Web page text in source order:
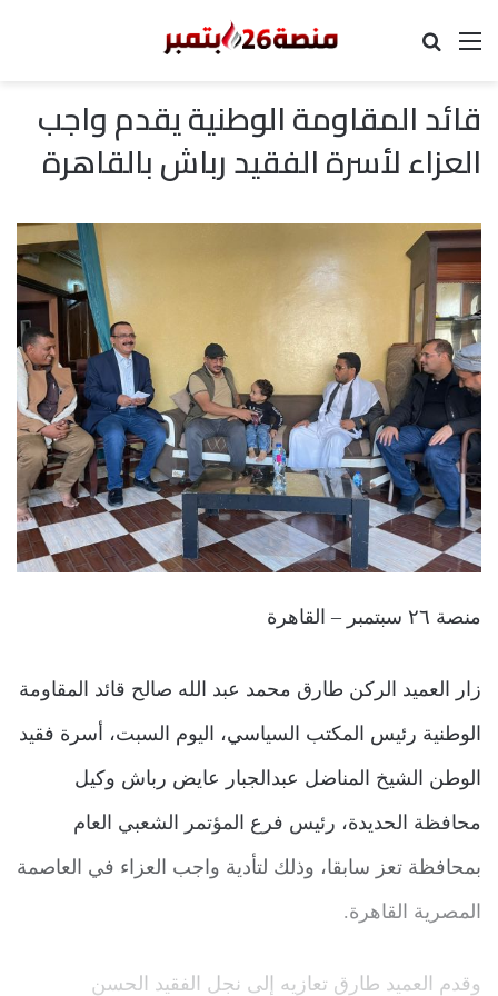
القائمة
قائد المقاومة الوطنية يقدم واجب
العزاء لأسرة الفقيد رباش بالقاهرة
منصة ٢٦ سبتمبر – القاهرة
زار العميد الركن طارق محمد عبد الله صالح قائد المقاومة
الوطنية رئيس المكتب السياسي، اليوم السبت، أسرة فقيد
الوطن الشيخ المناضل عبدالجبار عايض رباش وكيل
محافظة الحديدة، رئيس فرع المؤتمر الشعبي العام
بمحافظة تعز سابقا، وذلك لتأدية واجب العزاء في العاصمة
المصرية القاهرة.
وقدم العميد طارق تعازيه إلى نجل الفقيد الحسن